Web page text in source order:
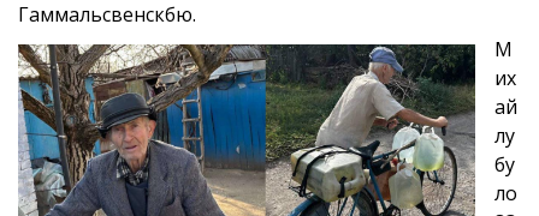
Гаммальсвенскбю.
М
их
ай
лу
бу
ло